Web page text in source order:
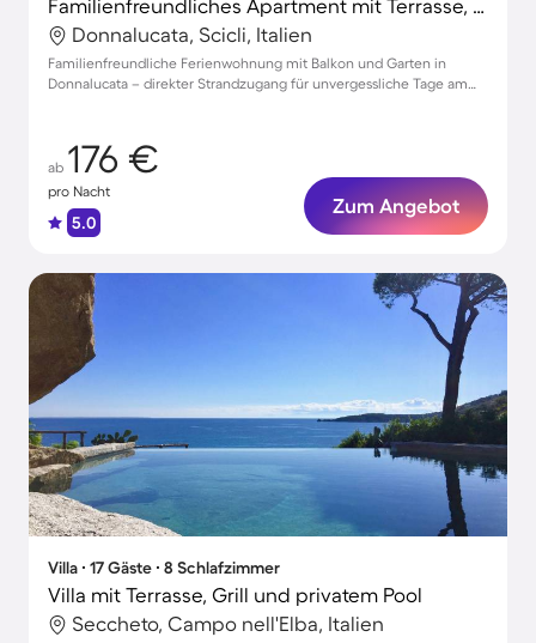
Familienfreundliches Apartment mit Terrasse, Garten und Grill | Neben dem Strand
Donnalucata, Scicli, Italien
Familienfreundliche Ferienwohnung mit Balkon und Garten in
Donnalucata – direkter Strandzugang für unvergessliche Tage am
ab 176 €
pro Nacht
5.0
Zum Angebot
Villa ∙ 17 Gäste ∙ 8 Schlafzimmer
Villa mit Terrasse, Grill und privatem Pool
Seccheto, Campo nell'Elba, Italien